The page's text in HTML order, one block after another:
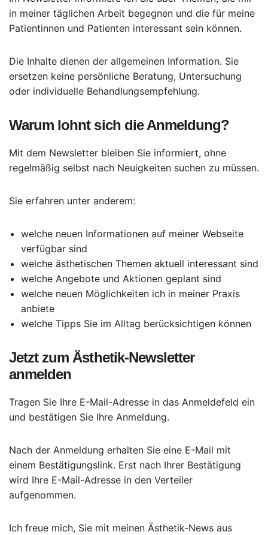
in meiner täglichen Arbeit begegnen und die für meine
Patientinnen und Patienten interessant sein können.
Die Inhalte dienen der allgemeinen Information. Sie
ersetzen keine persönliche Beratung, Untersuchung
oder individuelle Behandlungsempfehlung.
Warum lohnt sich die Anmeldung?
Mit dem Newsletter bleiben Sie informiert, ohne
regelmäßig selbst nach Neuigkeiten suchen zu müssen.
Sie erfahren unter anderem:
welche neuen Informationen auf meiner Webseite
verfügbar sind
welche ästhetischen Themen aktuell interessant sind
welche Angebote und Aktionen geplant sind
welche neuen Möglichkeiten ich in meiner Praxis
anbiete
welche Tipps Sie im Alltag berücksichtigen können
Jetzt zum Ästhetik-Newsletter
anmelden
Tragen Sie Ihre E-Mail-Adresse in das Anmeldefeld ein
und bestätigen Sie Ihre Anmeldung.
Nach der Anmeldung erhalten Sie eine E-Mail mit
einem Bestätigungslink. Erst nach Ihrer Bestätigung
wird Ihre E-Mail-Adresse in den Verteiler
aufgenommen.
Ich freue mich, Sie mit meinen Ästhetik-News aus